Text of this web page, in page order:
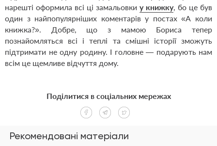
нарешті оформила всі ці замальовки у книжку, бо це був
один з найпопулярніших коментарів у постах «А коли
книжка?». Добре, що з мамою Бориса тепер
познайомляться всі і теплі та смішні історії зможуть
підтримати не одну родину. І головне — подарують нам
всім це щемливе відчуття дому.
Рекомендовані матеріали
Поділитися в соціальних мережах